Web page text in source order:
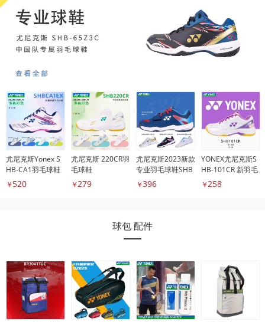
尤尼克斯Yonex S
HB-CA1羽毛球鞋
￥520
尤尼克斯 220CR羽
毛球鞋
￥279
尤尼克斯2023新款
专业羽毛球鞋SHB
520W
￥396
YONEX尤尼克斯S
HB-101CR 新羽毛
球鞋
￥258
球包 配件